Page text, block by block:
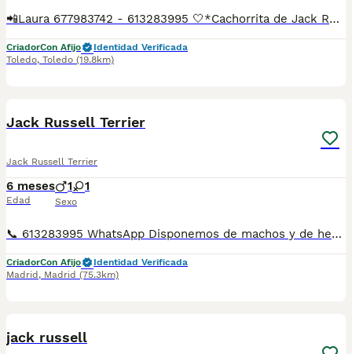
📲Laura 677983742 - 613283995 🤍*Cachorrita de Jack Russell terrier*🤍 ¿Buscas un nuevo compañero para tu hogar? ❤️ Tenemos preciosos cachorros listos para encontrar una familia responsable. ✅ Vacunados ✅ Desparasitados ✅ Cartilla sanitaria ✅ Garantías incluidas ✅ Máxima atención y cuidado Se hacen envíos a toda España: Andalucía: Almería, Cádiz, Córdoba, Granada, Huelva, Jaén, Málaga, Sevilla.Aragón: Huesca, Teruel, Zaragoza.Asturias: Oviedo.Baleares: Palma.Canarias: Las Palmas de Gran Canaria, Santa Cruz de Tenerife.Cantabria: Santander.Castilla-La Mancha: Albacete, Ciudad Real, Cuenca, Guadalajara, Toledo.Castilla y León: Ávila, Burgos, León, Palencia, Salamanca, Segovia, Soria, Valladolid, Zamora.Cataluña: Barcelona, Gerona (Girona), Lérida (Lleida), Tarragona.Comunidad Valenciana: Alicante, Castellón de la Plana, Valencia.Extremadura: Badajoz, Cáceres.Galicia: La Coruña (A Coruña), Lugo, Orense (Ourense), Pontevedra.La Rioja: Logroño.Madrid: Madrid.Murcia: Murcia.Navarra: Pamplona.País Vasco: Bilbao (Vizcaya), San Sebastián (Guipúzcoa), Vitoria (Álava). 🐾 Cachorros sanos, sociables y criados con mucho cariño. 📲 ¡Pregunta sin compromiso por disponibilidad, fotos y precios por mensaje privado!
CriadorCon Afijo
Identidad Verificada
Toledo, Toledo (19.8km)
Jack Russell Terrier
Jack Russell Terrier
6 meses
Edad
1 1
Sexo
📞 613283995 WhatsApp Disponemos de machos y de hembra de Jack Russell terrier . Entregamos los cachorros por toda España también puede venir a nuestras instalaciones. Llámanos y te informamos de todos nuestros cachorros disponemos de mas razas
CriadorCon Afijo
Identidad Verificada
Madrid , Madrid (75.3km)
jack russell